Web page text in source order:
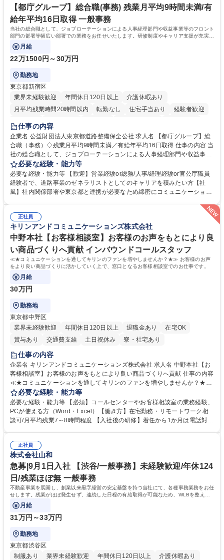
【都庁グループ】総合職(事務) 残業月平均9時間未満/有
給年平均16日取得 一般事務
当社の総合職として、ジョブローテーションによる人事経理部門や収益事業等のフロント
部門の部署等幅広い部署での業務をお任せいたします。研修制度やキャリア支援が充実し
ております！ ※下記業務詳細
月給
22万1500円～30万円
勤務地
東京都新宿区
業界未経験歓迎
年間休日120日以上
介護休暇あり
月平均残業時間20時間以内
転勤なし 住宅手当あり
経験者歓迎
研修あり
退職金あり
駅近5分以内
資格取得手当あり 食事補助あり
仕事の内容
企業名 公益財団法人東京都道路整備保全公社 求人名 【都庁グループ】総
合職（事務）◇残業月平均9時間未満／有給年平均16日取得 仕事の内容 当
社の総合職として、ジョブローテーションによる人事経理部門や収益事業
等のフロント部門の部署等幅広い部署での業務をお任せいたします。研修
制度やキャリア支援が充実しております！ ※下記業務詳細 【業務詳細】■
管理部門：広報、人事、経理など当公社の運営に係る管理業務 ■収益部
門：駐車場の新規開拓、管理運営、新宿駅西口広場の「イベントコーナ
密集地域の特定整備路線の用地取得、道路に関する普及啓発事業、都内の
道路施設や道路工事現場の見学ツアー事業 ※入社後は上記いずれかの部門
へ配属。※業務内容変更の範囲：会社の定める業務 募集職種 【都庁グル
ープ】総合職（事務）◇残業月平均9時間未満／有給年平均16日取得
必要な経験・能力等
必要な経験・能力等 【歓迎】営業経験or総務/人事/経理経験or官公庁職員
経験者で、道路事業のゼネラリストとしてのキャリアを積みたい方【社
風】社内関係部署や東京都と連携が必要なため綿密にコミュニケーション
は、駐車場の管理運営や道路用地の取得、公益財団法人の中枢を担う管理
部門など多岐に渡る業務を経験できます。 ■様々なプロジェクト：駐車場
事業の他、新宿駅西口広場内に設置された照明を兼ねた広告「ブライトサ
イン」の管理運営を行うなど、事業収益を生み出す活動を積極的に行って
います。 学歴・資格 学歴：大学院 大学 高専 短大 専修学校 高校 語学力：
資格：
正社員
キリンアンドコミュニケーションズ株式会社
中野本社【お客様相談室】お客様のお声をもとにより良
い商品づくりへ貢献 インバウンドコールスタッフ
≪★コミュニケーションを通してキリンのファンを増やしませんか？★≫ お客様のお声
をより良い商品づくりに活かしていく上で、窓口となるお客様相談室でのお仕事です。
月給
30万円
勤務地
東京都中野区
業界未経験歓迎
年間休日120日以上 退職金あり
在宅OK
賞与あり
交通費支給 土日祝休み 寮・社宅あり
仕事の内容
企業名 キリンアンドコミュニケーションズ株式会社 求人名 中野本社【お
客様相談室】お客様のお声をもとにより良い商品づくりへ貢献 仕事の内容
≪★コミュニケーションを通してキリンのファンを増やしませんか？★≫
お客様のお声をより良い商品づくりに活かしていく上で、窓口となるお客
様相談室でのお仕事です。 日々お客様からいただくキリングループへのご
意見を、企業活動に活かしています。お客様からの声に迅速かつ誠意をも
って対応、情報提供するとともにグループ内活動に反映しています。 【具
平均100件前後■メール・手紙：同上40件前後 募集職種 中野本社【お客様
相談室】お客様のお声をもとにより良い商品づくりへ貢献
必要な経験・能力等
必要な経験・能力等 【必須】コールセンターやお客様相談室の業務経験、
PCが使える方（Word・Excel）【働き方】在宅勤務・リモートワーク相
談可/月平均残業7～8時間程度 【入社後の研修】着任から1か月は電話対応
すのでご安心ください。 【当社について】キリングループの広報機能を担
う会社として、お客様との出会いを大切にし、磨き上げたホスピタリティ
を込めてコミュニケーションをとりながら広報関連業務を行っておりま
す。 学歴・資格 学歴：大学院 大学 高専 短大 専修学校 高校 語学力： 資
格：
正社員
株式会社山和
急募|9月1日入社 【渋谷/一般事務】未経験歓迎/年休124
日/残業ほぼ無 一般事務
不動産事業を展開し、創業以来黒字経営の安定基盤を持つ当社にて、各種事務業務をお任
せします。残業がほぼ発生せず、連続した日程の有給取得が可能なため、WLBを整えた
い方にお勧めの環境です！
月給
31万円～33万円
勤務地
東京都渋谷区
制服あり
業界未経験歓迎 年間休日120日以上
介護休暇あり